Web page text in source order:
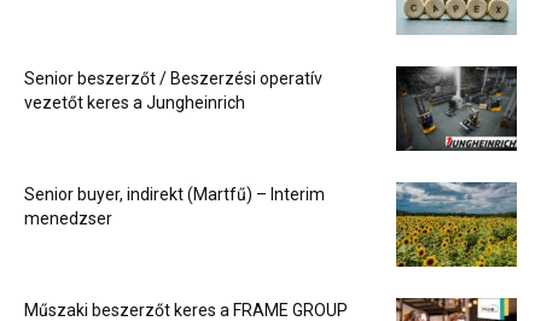
Senior beszerzőt / Beszerzési operatív
vezetőt keres a Jungheinrich
Senior buyer, indirekt (Martfű) – Interim
menedzser
Műszaki beszerzőt keres a FRAME GROUP